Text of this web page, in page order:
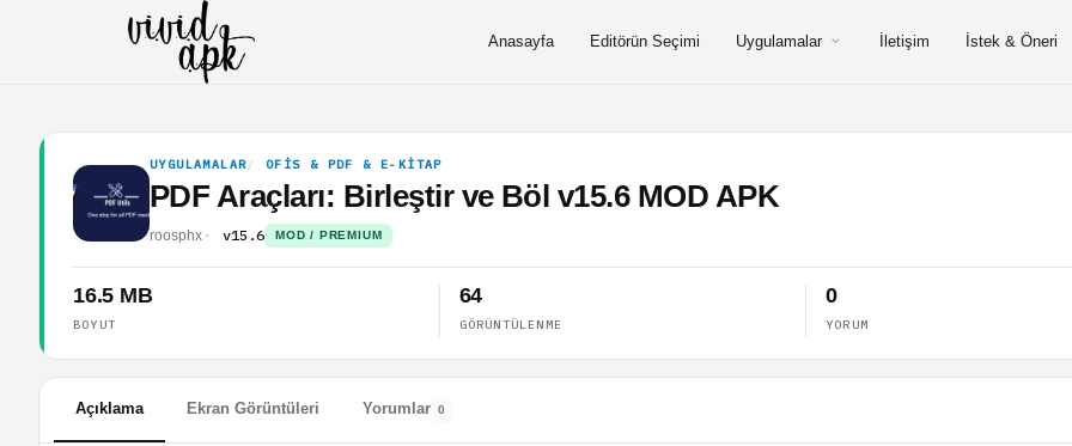
Anasayfa Editörün Seçimi Uygulamalar İletişim İstek & Öneri
UYGULAMALAR OFIS & PDF & E-KITAP
PDF Araçları: Birleştir ve Böl v15.6 MOD APK
roosphx v15.6 MOD / PREMIUM
16.5 MB
BOYUT
64
GÖRÜNTÜLENME
0
YORUM
Açıklama Ekran Görüntüleri Yorumlar 0